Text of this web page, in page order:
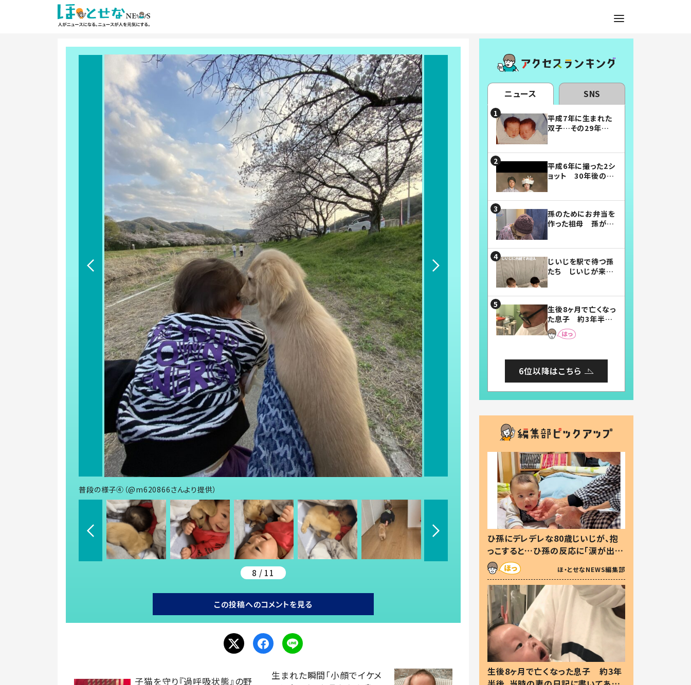
普段の様子④（@m620866さんより提供）
8 / 11
この投稿へのコメントを見る
子猫を守り『過呼吸状態』の野
生まれた瞬間「小顔でイケメ
ニュース SNS
平成7年に生まれた
双子…その29年後
平成6年に撮った2シ
ョット 30年後の姿
孫のためにお弁当を
作った祖母 孫が絶
じいじを駅で待つ孫
たち じいじが来た
まらない」「幸せにな
れる」
生後8ヶ月で亡くなっ
た息子 約3年半
後、当時の妻の日記
に書いてあった本音
6位以降はこちら
ひ孫にデレデレな80歳じいじが、抱
っこすると…ひ孫の反応に「涙が出ま
した」「可愛くて仕方ない」
ほ・とせなNEWS編集部
生後8ヶ月で亡くなった息子 約3年